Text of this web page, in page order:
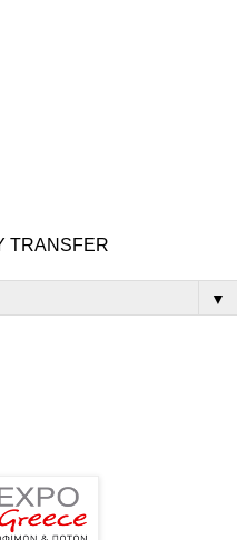
TRANSFER
▼